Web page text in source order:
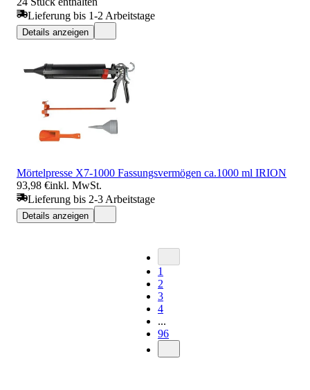
Lieferung bis 1-2 Arbeitstage
Details anzeigen
Mörtelpresse X7-1000 Fassungsvermögen ca.1000 ml IRION
93,98 €inkl. MwSt.
Lieferung bis 2-3 Arbeitstage
Details anzeigen
1
2
3
4
...
96